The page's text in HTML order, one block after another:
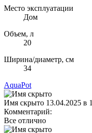
Место эксплуатации
Дом
Объем, л
20
Ширина/диаметр, см
34
AquaPot
Имя скрыто 13.04.2025 в
Комментарий:
Все отлично